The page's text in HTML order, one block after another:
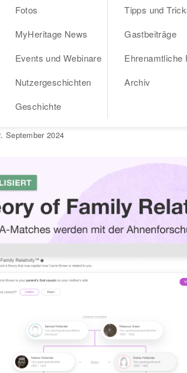
Blog
Fotos
MyHeritage News
Events und Webinare
Nutzergeschichten
Geschichte
Tipps und
Gastbeiträge
Ehrenamtliche
Archiv
AUFZEICHNUNGEN
der
September 2024